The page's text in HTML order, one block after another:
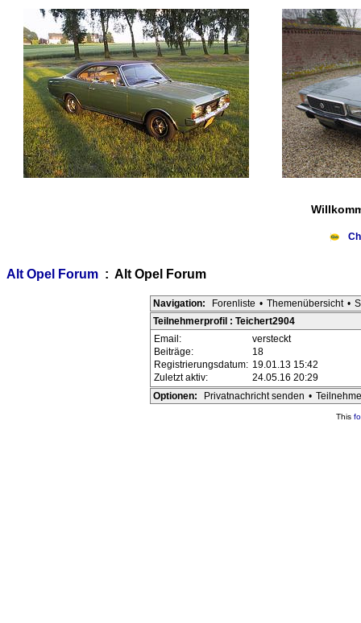
Alt Opel Forum : Alt Opel Forum
Navigation: Forenliste • Themenübersicht •
Teilnehmerprofil : Teichert2904
Email:
versteckt
Beiträge:
18
Registrierungsdatum: 19.01.13 15:42
Zuletzt aktiv:
24.05.16 20:29
Optionen:
Privatnachricht senden •
This